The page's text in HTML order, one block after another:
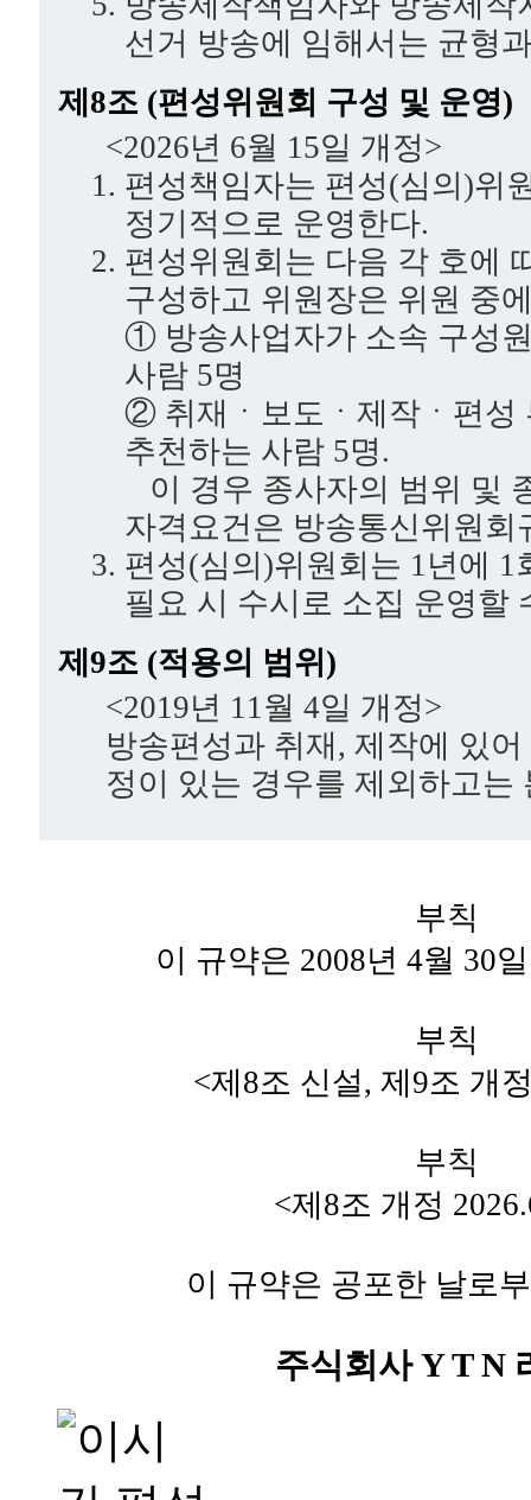
선거 방송에 임해서는 균형
제8조 (편성위원회 구성 및 운영)
<2026년 6월 15일 개정>
편성책임자는 편성(심의)위
정기적으로 운영한다.
편성위원회는 다음 각 호에
구성하고 위원장은 위원 중
① 방송사업자가 소속 구성
사람 5명
② 취재ㆍ보도ㆍ제작ㆍ편성
추천하는 사람 5명.
이 경우 종사자의 범위 및
자격요건은 방송통신위원회
편성(심의)위원회는 1년에 1
필요 시 수시로 소집 운영할
제9조 (적용의 범위)
<2019년 11월 4일 개정>
방송편성과 취재, 제작에 있
정이 있는 경우를 제외하고는
부칙
이 규약은 2008년 4월 30
부칙
<제8조 신설, 제9조 개
부칙
<제8조 개정
이 규약은 공포한 날로
주식회사 Y T N